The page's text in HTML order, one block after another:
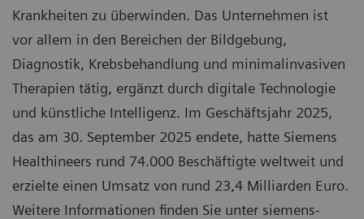
Krankheiten zu überwinden. Das Unternehmen ist
vor allem in den Bereichen der Bildgebung,
Diagnostik, Krebsbehandlung und minimalinvasiven
Therapien tätig, ergänzt durch digitale Technologie
und künstliche Intelligenz. Im Geschäftsjahr 2025,
das am 30. September 2025 endete, hatte Siemens
Healthineers rund 74.000 Beschäftigte weltweit und
erzielte einen Umsatz von rund 23,4 Milliarden Euro.
Weitere Informationen finden Sie unter siemens-